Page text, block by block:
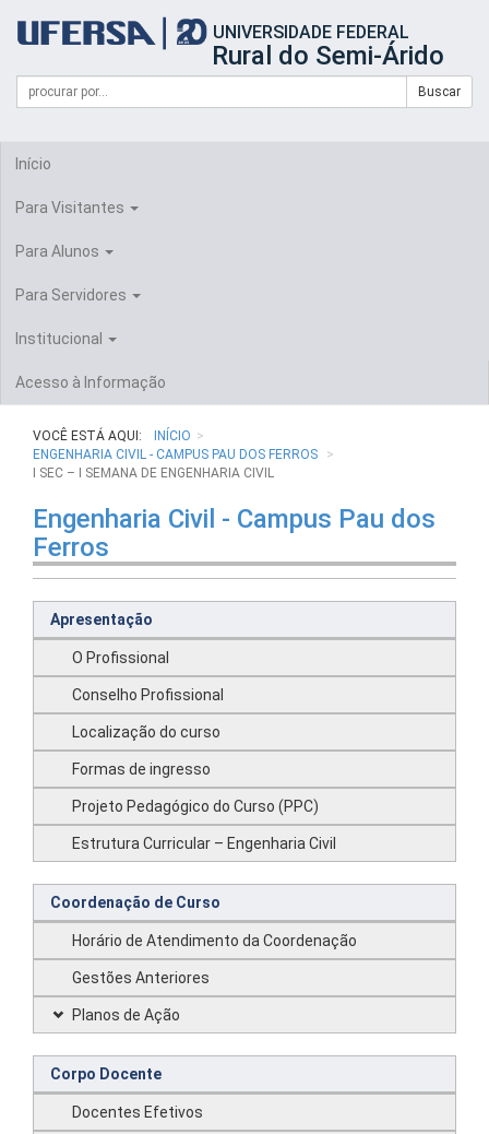
portal
UFERSA
UNIVERSIDADE FEDERAL
Rural do Semi-Árido
Formulário
Busca
Campo
de
Buscar
Início
Para Visitantes
Para Alunos
Para Servidores
Institucional
Acesso à Informação
VOCÊ ESTÁ AQUI:
INÍCIO
ENGENHARIA CIVIL - CAMPUS PAU DOS FERROS
I SEC – I SEMANA DE ENGENHARIA CIVIL
Engenharia Civil - Campus Pau dos
Ferros
Apresentação
O Profissional
Conselho Profissional
Localização do curso
Formas de ingresso
Projeto Pedagógico do Curso (PPC)
Estrutura Curricular – Engenharia Civil
Coordenação de Curso
Horário de Atendimento da Coordenação
Gestões Anteriores
Planos de Ação
Corpo Docente
Docentes Efetivos